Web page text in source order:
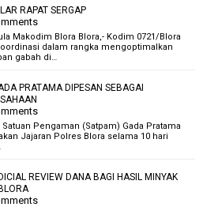
RAPAT SERGAP
Makodim Blora Blora,- Kodim 0721/Blora
dalam rangka mengoptimalkan
gabah di…
PRATAMA DIPESAN SEBAGAI
Pengaman (Satpam) Gada Pratama
Jajaran Polres Blora selama 10 hari
REVIEW DANA BAGI HASIL MINYAK